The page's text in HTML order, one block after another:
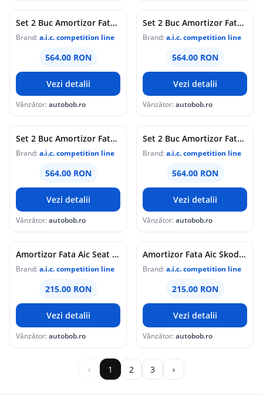
Set 2 Buc Amortizor Fata Aic Seat Toledo 3 5P2 2004-2009 52566
Brand:a.i.c. competition line
564.00 RON
Vezi detalii
Vânzător:autobob.ro
Set 2 Buc Amortizor Fata Aic Audi A3 8P1 2003-2012 52566
Brand:a.i.c. competition line
564.00 RON
Vezi detalii
Vânzător:autobob.ro
Set 2 Buc Amortizor Fata Aic Volkswagen Passat B6 2005-2010 52566
Brand:a.i.c. competition line
564.00 RON
Vezi detalii
Vânzător:autobob.ro
Set 2 Buc Amortizor Fata Aic Volkswagen Jetta 4 2010 52566
Brand:a.i.c. competition line
564.00 RON
Vezi detalii
Vânzător:autobob.ro
Amortizor Fata Aic Seat Toledo 3 5P2 2004-2009 56268
Brand:a.i.c. competition line
215.00 RON
Vezi detalii
Vânzător:autobob.ro
Amortizor Fata Aic Skoda Octavia 2 2004-2013 56268
Brand:a.i.c. competition line
215.00 RON
Vezi detalii
Vânzător:autobob.ro
‹ 1 2 3 ›